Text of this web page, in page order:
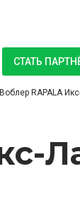
СТАТЬ
Воблер RAPALA